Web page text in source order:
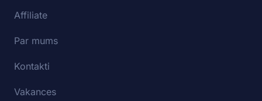
Affiliate
Par mums
Kontakti
Vakances